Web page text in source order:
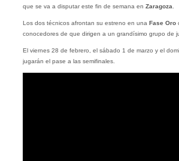
que se va a disputar este fin de semana en Zaragoza.
Los dos técnicos afrontan su estreno en unaFase Oro
conocedores de que dirigen a un grandísimo grupo de
El viernes 28 de febrero, el sábado 1 de marzo y el
jugarán el pase a las semifinales.